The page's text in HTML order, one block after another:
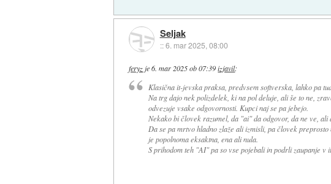
Seljak
::6. mar 2025, 08:00
feryzje6. mar 2025 ob 07:39 izjavil:
Klasična it-jevska praksa, predvsem softverska, lahko pa
Na trg dajo nek polizdelek, ki na pol deluje, ali še to ne,
odvezuje vsake odgovornosti. Kupci naj se pa jebejo.
Nekako bi človek razumel, da "ai" da odgovor, da ne ve, ali
Da se pa mrtvo hladno zlaže ali izmisli, pa človek
je popolnoma eksaktna, ena ali nula.
S prihodom teh "AI" pa so vse pojebali in podrli zaupanje v